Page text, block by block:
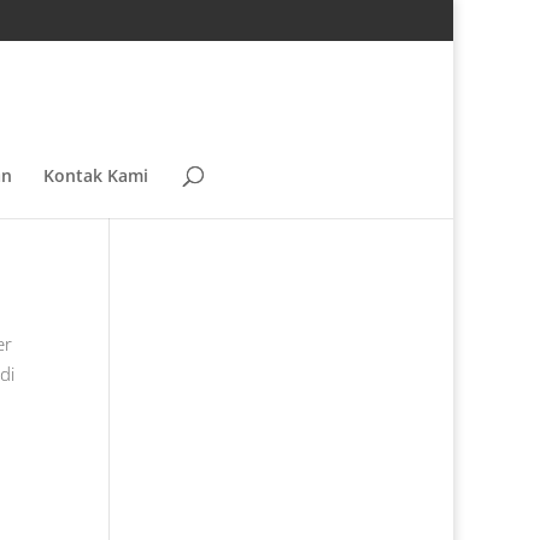
Kontak Kami